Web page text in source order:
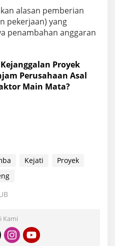
alasan pemberian
pekerjaan) yang
penambahan anggaran
Proyek
Perusahaan Asal
Main Mata?
Kejati
Proyek
Kami